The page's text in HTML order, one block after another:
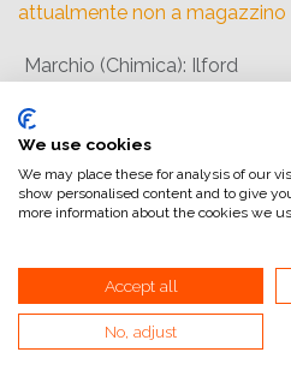
attualmente non a magazzino
Marchio (Chimica): Ilford
Chimica (Tipologia)
Confezione:Single Package
Quantità (Chimica):5 Litre
Stato:Liquido
Riferimento interno:
We use cookies
We may place these for analysis of our
show personalised content and to give
more information about the cookies we
Accept all
No, adjust